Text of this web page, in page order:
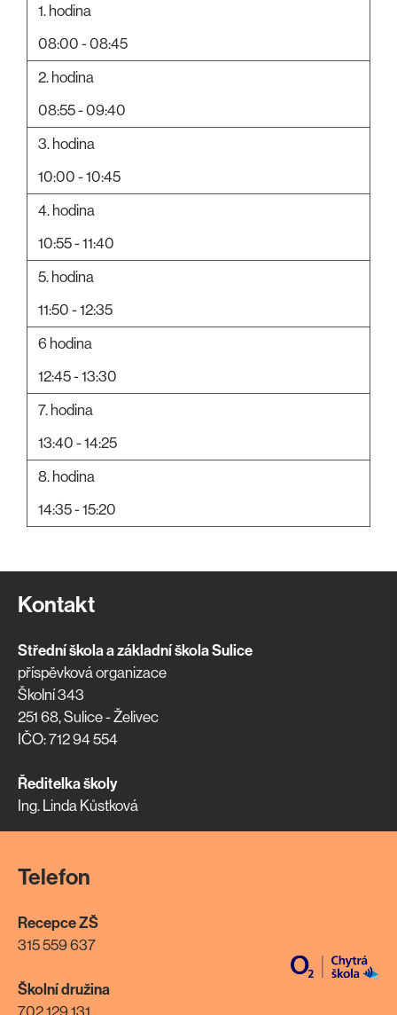
1. hodina
08:00 - 08:45
2. hodina
08:55 - 09:40
3. hodina
10:00 - 10:45
4. hodina
10:55 - 11:40
5. hodina
11:50 - 12:35
6 hodina
12:45 - 13:30
7. hodina
13:40 - 14:25
8. hodina
14:35 - 15:20
Kontakt
Střední škola a základní škola Sulice
příspěvková organizace
Školní 343
251 68, Sulice - Želivec
IČO: 712 94 554
Ředitelka školy
Ing. Linda Kůstková
Telefon
Recepce ZŠ
315 559 637
Školní družina
702 129 131